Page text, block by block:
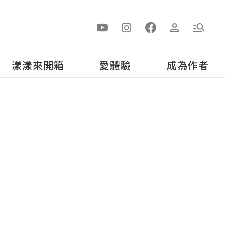
漾漾來開箱 愛體驗 成為作者